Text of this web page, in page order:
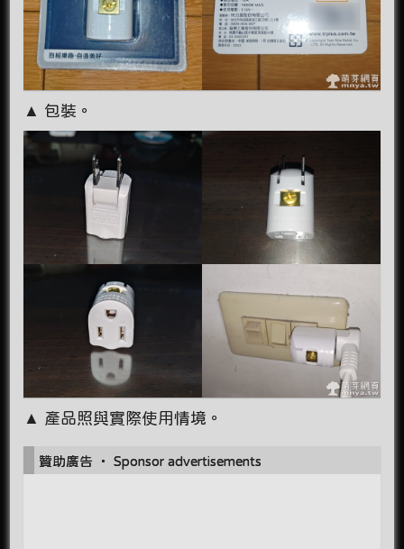
▲ 包裝。
▲ 產品照與實際使用情境。
贊助廣告 ‧ Sponsor advertisements